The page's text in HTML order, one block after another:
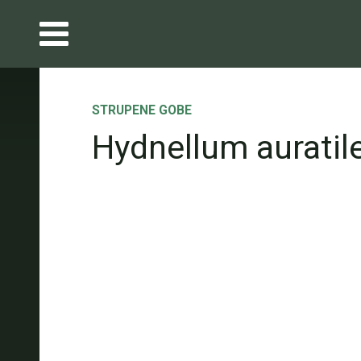
STRUPENE GOBE
Hydnellum